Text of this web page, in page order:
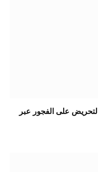
على الفجور عبر